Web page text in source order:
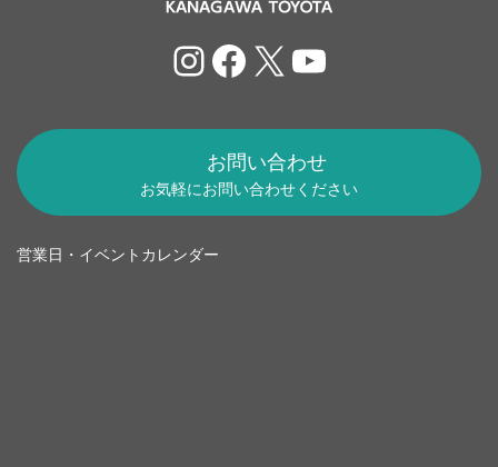
Instagram
Facebook
X YouTube
お問い合わせ
お気軽にお問い合わせください
営業日・イベントカレンダー